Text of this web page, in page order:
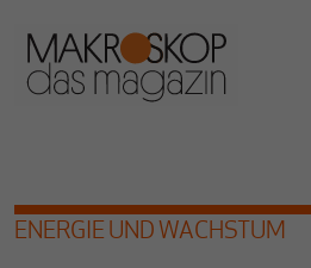
ENERGIE UND WACHSTUM